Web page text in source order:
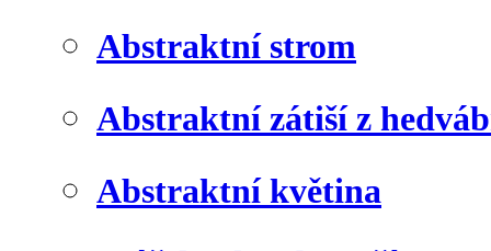
Abstraktní strom
Abstraktní zátiší z
Abstraktní květina